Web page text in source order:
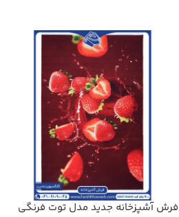
فرش آشپزخانه جدید مدل توت فرنگی